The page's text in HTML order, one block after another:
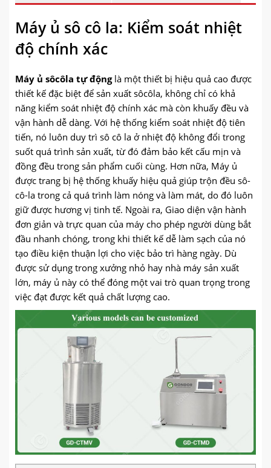
Máy ủ sô cô la: Kiểm soát nhiệt
độ chính xác
Máy ủ sôcôla tự độnglà một thiết bị hiệu quả cao được
thiết kế đặc biệt để sản xuất sôcôla, không chỉ có khả
năng kiểm soát nhiệt độ chính xác mà còn khuấy đều và
vận hành dễ dàng. Với hệ thống kiểm soát nhiệt độ tiên
tiến, nó luôn duy trì sô cô la ở nhiệt độ không đổi trong
suốt quá trình sản xuất, từ đó đảm bảo kết cấu mịn và
đồng đều trong sản phẩm cuối cùng. Hơn nữa, Máy ủ
được trang bị hệ thống khuấy hiệu quả giúp trộn đều sô-
cô-la trong cả quá trình làm nóng và làm mát, do đó luôn
giữ được hương vị tinh tế. Ngoài ra, Giao diện vận hành
đơn giản và trực quan của máy cho phép người dùng bắt
đầu nhanh chóng, trong khi thiết kế dễ làm sạch của nó
tạo điều kiện thuận lợi cho việc bảo trì hàng ngày. Dù
được sử dụng trong xưởng nhỏ hay nhà máy sản xuất
lớn, máy ủ này có thể đóng một vai trò quan trọng trong
việc đạt được kết quả chất lượng cao.